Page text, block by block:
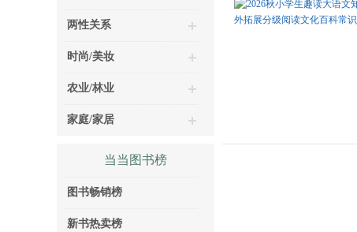
两性关系
时尚/美妆
农业/林业
家庭/家居
当当图书榜
图书畅销榜
新书热卖榜